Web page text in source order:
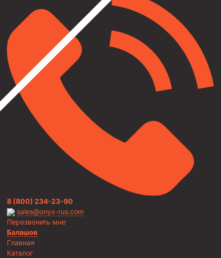
8 (800) 234-23-90
sales@onyx-rus.com
Перезвонить мне
Балашов
Главная
Каталог